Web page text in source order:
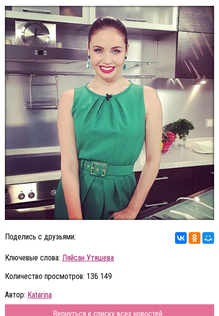
Поделись с друзьями:
Ключевые слова: Ляйсан Утяшева
Количество просмотров: 136 149
Автор: Katarina
Вернуться к списку всех новостей...